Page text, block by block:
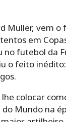
Muller, vem o
em
futebol da
o feito
colocar
Mundo na